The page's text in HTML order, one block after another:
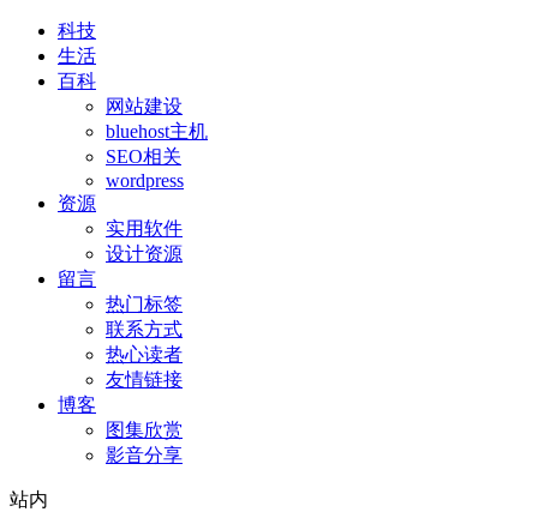
科技
生活
百科
网站建设
bluehost主机
SEO相关
wordpress
资源
实用软件
设计资源
留言
热门标签
联系方式
热心读者
友情链接
博客
图集欣赏
影音分享
站内